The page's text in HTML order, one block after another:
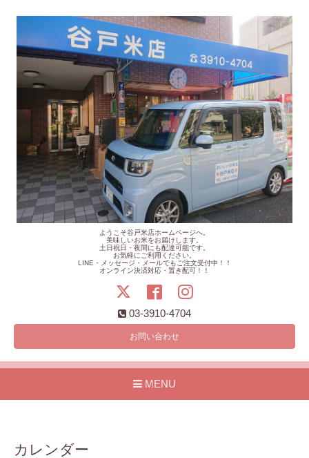
ようこそ谷戸米店ホームページへ。
美味しいお米をお届けします。
土日祝日・夜間にも配達可能です。
お気軽にご利用ください。
LINE・メッセージ・メールでもご注文受付中！！
オンライン決済対応・置き配可！！
03-3910-4704
お問い合わせ
MENU
カレンダー